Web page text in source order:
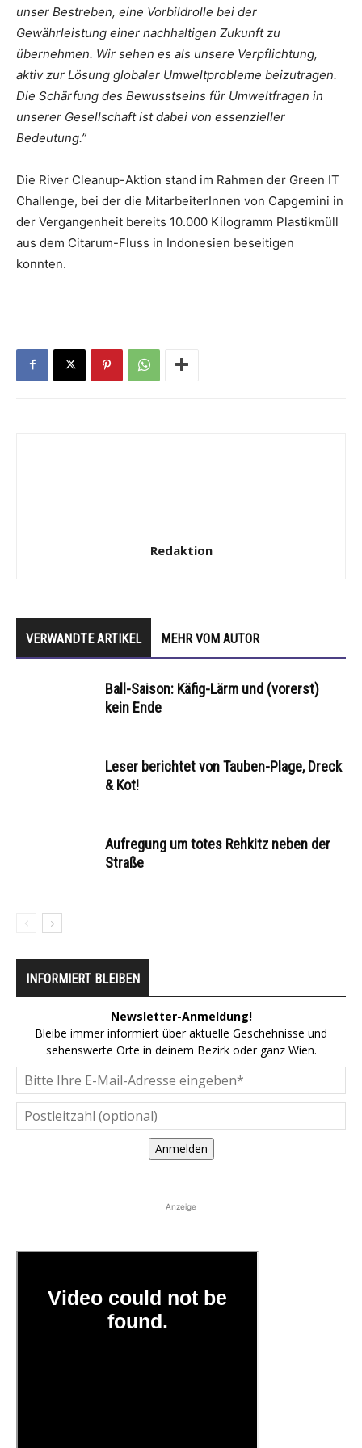
unser Bestreben, eine Vorbildrolle bei der
Gewährleistung einer nachhaltigen Zukunft zu
übernehmen. Wir sehen es als unsere Verpflichtung,
aktiv zur Lösung globaler Umweltprobleme beizutragen.
Die Schärfung des Bewusstseins für Umweltfragen in
unserer Gesellschaft ist dabei von essenzieller
Bedeutung.”
Die River Cleanup-Aktion stand im Rahmen der Green IT
Challenge, bei der die MitarbeiterInnen von Capgemini in
der Vergangenheit bereits 10.000 Kilogramm Plastikmüll
aus dem Citarum-Fluss in Indonesien beseitigen
konnten.
Redaktion
VERWANDTE ARTIKEL MEHR VOM AUTOR
Ball-Saison: Käfig-Lärm und (vorerst)
kein Ende
Leser berichtet von Tauben-Plage, Dreck
& Kot!
Aufregung um totes Rehkitz neben der
Straße
INFORMIERT BLEIBEN
Newsletter-Anmeldung!
Bleibe immer informiert über aktuelle Geschehnisse und
sehenswerte Orte in deinem Bezirk oder ganz Wien.
Anmelden
Anzeige